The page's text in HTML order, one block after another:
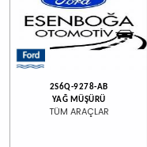
2S6Q-9278-AB
YAĞ MÜŞÜRÜ
TÜM ARAÇLAR